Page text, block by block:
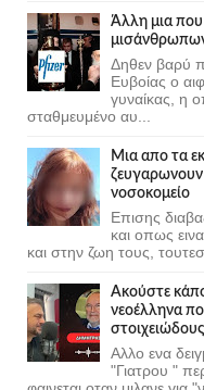
Άλλη μια που
Δηθεν βαρύ
Ευβοίας ο
γυναίκας, η
σταθμευμένο αυ...
Μια απο τα
ζευγαρωνουν
νοσοκομείο
Επισης
και οπως
και στην ζωη τους,
Ακούστε
νεοέλληνα
Αλλο ενα
"Γιατρου "